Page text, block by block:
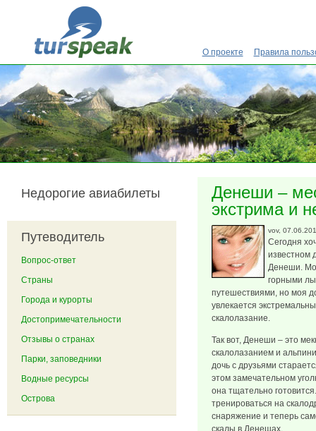
Перейти к основному содержанию
О проекте Правила
Денеши –
экстрима и
vov,
Сегодня
известном
Денеши.
горными
путешествиями, но моя
увлекается
скалолазание.
Так вот, Денеши – это
скалолазанием и
дочь с друзьями
этом замечательном
она тщательно
тренироваться на
снаряжение и теперь
скалы в Денешах.
Недорогие авиабилеты
Путеводитель
Вопрос-ответ
Страны
Города и курорты
Достопримечательности
Отзывы о странах
Парки, заповедники
Водные ресурсы
Острова